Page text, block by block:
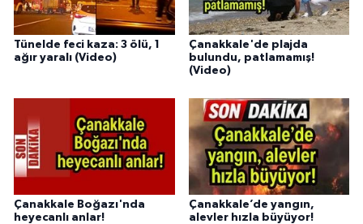
Tünelde feci kaza: 3 ölü, 1
ağır yaralı (Video)
Çanakkale'de plajda
bulundu, patlamamış!
(Video)
Çanakkale Boğazı'nda
heyecanlı anlar!
Çanakkale’de yangın,
alevler hızla büyüyor!